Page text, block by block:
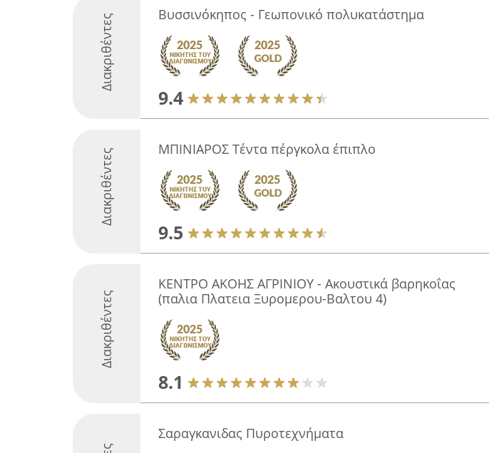
Διακριθέντες Βυσσινόκηπος - Γεωπονικό πολυκατάστημα
9.4
Διακριθέντες ΜΠΙΝΙΑΡΟΣ Τέντα πέργκολα έπιπλο
9.5
Διακριθέντες
ΚΕΝΤΡΟ ΑΚΟΗΣ ΑΓΡΙΝΙΟΥ - Ακουστικά βαρηκοΐας
(παλια Πλατεια Ξυρομερου-Βαλτου 4)
8.1
Σαραγκανιδας Πυροτεχνήματα